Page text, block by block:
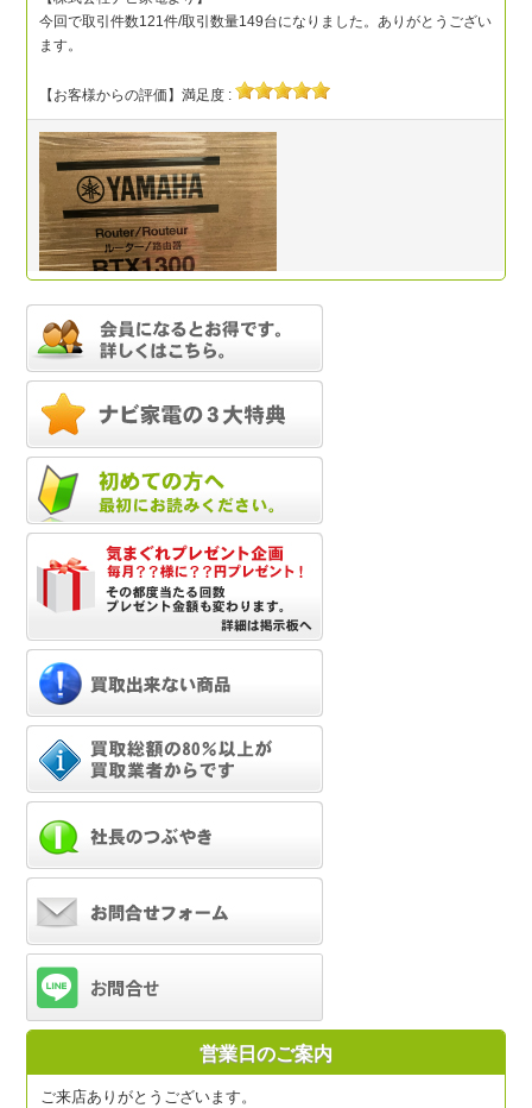
営業日のご案内
ご来店ありがとうございます。